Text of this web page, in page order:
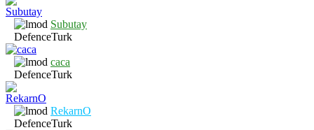
Subutay
DefenceTurk
caca
DefenceTurk
RekarnO
DefenceTurk